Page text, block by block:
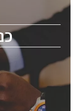
לכל העוסקים
13, 2026. The
involved in the
engineers,
executives.